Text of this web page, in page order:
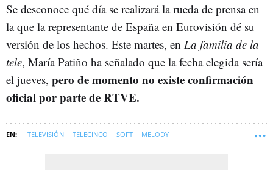
Se desconoce qué día se realizará la rueda de prensa en
la que la representante de España en Eurovisión dé su
versión de los hechos. Este martes, en La familia de la
tele, María Patiño ha señalado que la fecha elegida sería
el jueves, pero de momento no existe confirmación
oficial por parte de RTVE.
TELEVISIÓN TELECINCO SOFT MELODY